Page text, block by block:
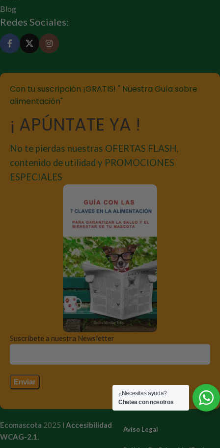
Blog
Redes Sociales:
Con tu suscripción ¡GRATIS! " Nuestra Guía sobre
alimentación"
¡ APÚNTATE YA !
No te pierdas nuestras OFERTAS FLASH,
contenido de utilidad y PROMOCIONES
ESPECIALES
Suscríbete a nuestra Newsletter
Ecomascota 2025 I Accesibilidad
WCAG-2.1.
Aviso Legal
¿Necesitas ayuda?
Chatea con nosotros